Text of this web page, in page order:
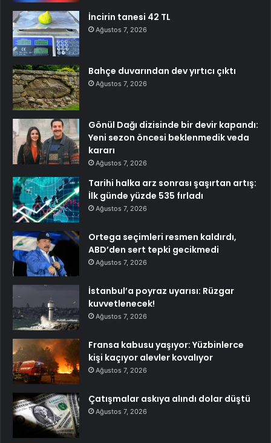
İncirin tanesi 42 TL
Ağustos 7, 2026
Bahçe duvarından dev yırtıcı çıktı
Ağustos 7, 2026
Gönül Dağı dizisinde bir devir kapandı:
Yeni sezon öncesi beklenmedik veda
kararı
Ağustos 7, 2026
Tarihi halka arz sonrası şaşırtan artış:
İlk günde yüzde 535 fırladı
Ağustos 7, 2026
Ortega seçimleri resmen kaldırdı,
ABD’den sert tepki gecikmedi
Ağustos 7, 2026
İstanbul’a poyraz uyarısı: Rüzgar
kuvvetlenecek!
Ağustos 7, 2026
Fransa kabusu yaşıyor: Yüzbinlerce
kişi kaçıyor alevler kovalıyor
Ağustos 7, 2026
Çatışmalar askıya alındı dolar düştü
Ağustos 7, 2026